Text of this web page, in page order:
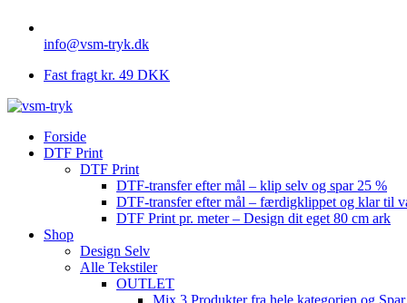
info@vsm-tryk.dk
Fast fragt kr. 49 DKK
Forside
DTF Print
DTF Print
DTF-transfer efter mål – klip selv og spar 25 %
DTF-transfer efter mål – færdigklippet og klar til
DTF Print pr. meter – Design dit eget 80 cm ark
Shop
Design Selv
Alle Tekstiler
OUTLET
Mix 3 Produkter fra hele kategorien og